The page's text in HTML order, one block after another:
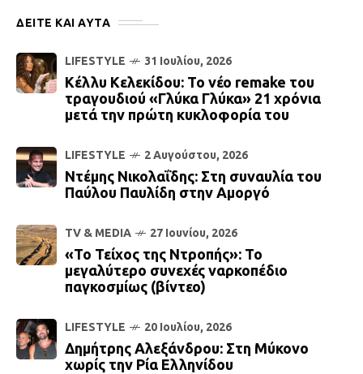
ΔΕΙΤΕ ΚΑΙ ΑΥΤΆ
LIFESTYLE 31 Ιουλίου, 2026
Κέλλυ Κελεκίδου: Το νέο remake του
τραγουδιού «Γλύκα Γλύκα» 21 χρόνια
μετά την πρώτη κυκλοφορία του
LIFESTYLE 2 Αυγούστου, 2026
Ντέμης Νικολαΐδης: Στη συναυλία του
Παύλου Παυλίδη στην Αμοργό
TV & MEDIA 27 Ιουνίου, 2026
«Το Τείχος της Ντροπής»: Το
μεγαλύτερο συνεχές ναρκοπέδιο
παγκοσμίως (βίντεο)
LIFESTYLE 20 Ιουλίου, 2026
Δημήτρης Αλεξάνδρου: Στη Μύκονο
χωρίς την Ρία Ελληνίδου